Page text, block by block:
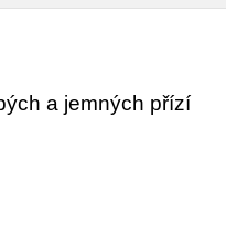
a jemných přízí